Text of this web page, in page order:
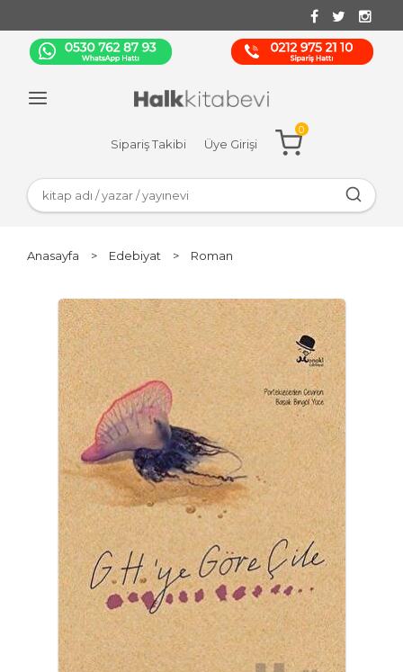
Sipariş Takibi Üye Girişi
0
Anasayfa > Edebiyat > Roman